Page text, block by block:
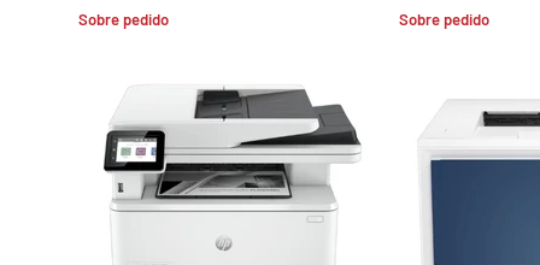
Sobre pedido Sobre pedido